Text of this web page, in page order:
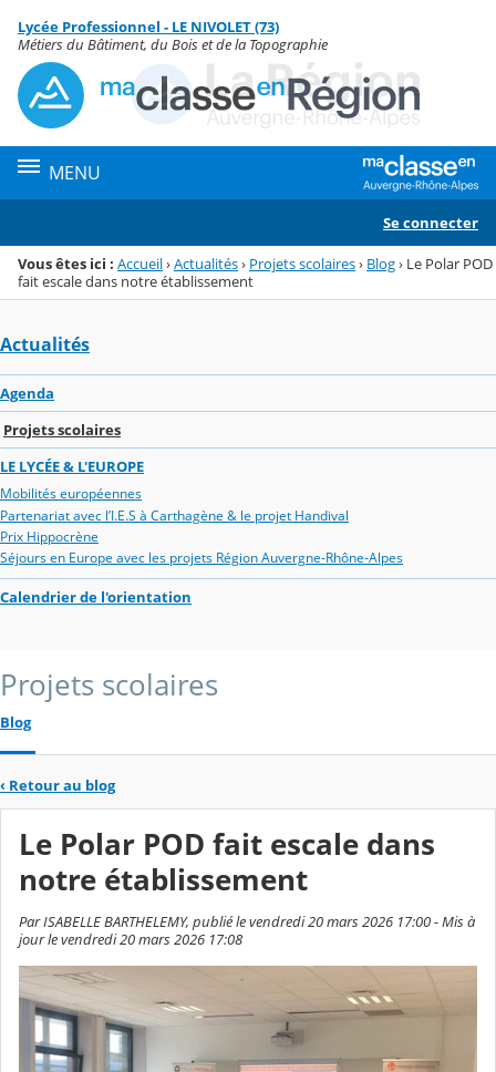
Menu de la rubrique
Contenu
Lycée Professionnel - LE NIVOLET (73)
Métiers du Bâtiment, du Bois et de la Topographie
MENU
Se connecter
Vous êtes ici : Accueil›Actualités› Projets scolaires› Blog› Le Polar POD
fait escale dans notre établissement
Actualités
Agenda
Projets scolaires
LE LYCÉE & L'EUROPE
Mobilités européennes
Partenariat avec l’I.E.S à Carthagène & le projet Handival
Prix Hippocrène
Séjours en Europe avec les projets Région Auvergne-Rhône-Alpes
Calendrier de l'orientation
Projets scolaires
Blog
‹ Retour au blog
Le Polar POD fait escale dans
notre établissement
Par ISABELLE BARTHELEMY, publié le vendredi 20 mars 2026 17:00 - Mis à
jour le vendredi 20 mars 2026 17:08